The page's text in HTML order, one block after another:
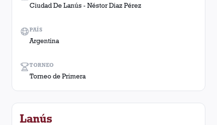
TORNEO
Torneo de Primera
Ciudad De Lanús - Néstor Diaz Pérez
PAÍS
Argentina
Lanús